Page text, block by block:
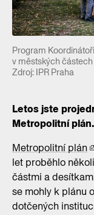
Program
v městských
Zdroj: IPR Praha
Letos jste
Metropolitní
Metropolitní plán
let proběhlo
částmi a
se mohly k plánu
dotčených